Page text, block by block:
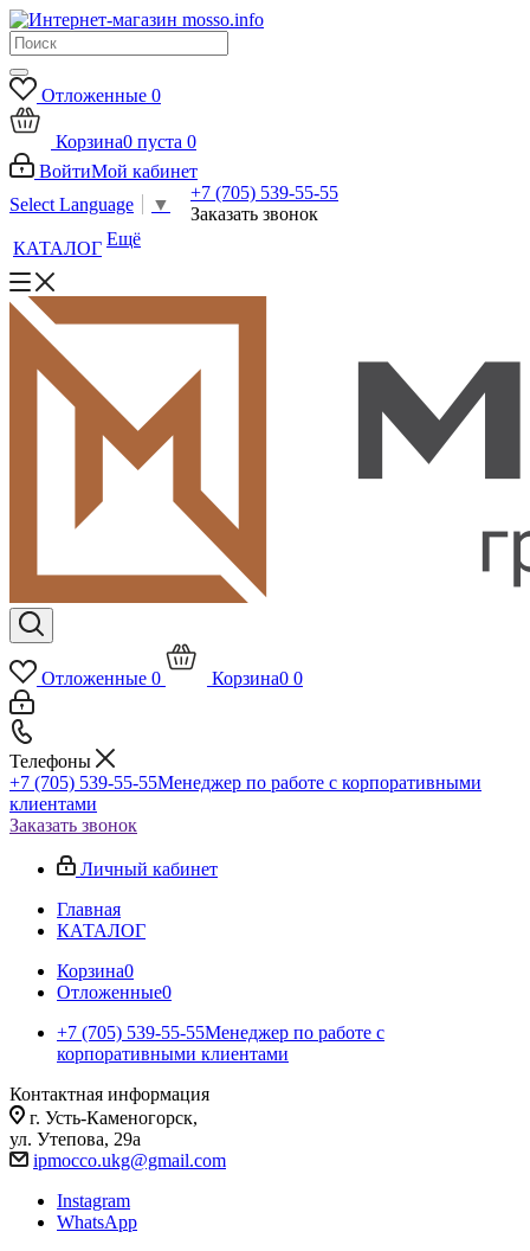
Отложенные 0
Корзина0 пуста 0
ВойтиМой кабинет
Select Language
▼
+7 (705) 539-55-55
Заказать звонок
КАТАЛОГ Ещё
Отложенные 0 Корзина0 0
Телефоны
+7 (705) 539-55-55Менеджер по работе с корпоративными
клиентами
Заказать звонок
Личный кабинет
Главная
КАТАЛОГ
Корзина0
Отложенные0
+7 (705) 539-55-55Менеджер по работе с
корпоративными клиентами
Контактная информация
г. Усть-Каменогорск,
ул. Утепова, 29а
ipmocco.ukg@gmail.com
Instagram
WhatsApp